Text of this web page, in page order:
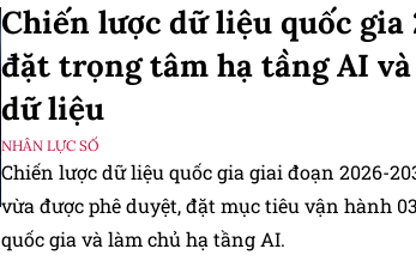
Chiến lược dữ liệu quốc gia
đặt trọng tâm hạ tầng AI
dữ liệu
NHÂN LỰC SỐ
Chiến lược dữ liệu quốc gia giai đoạn 2026-
vừa được phê duyệt, đặt mục tiêu vận hành
quốc gia và làm chủ hạ tầng AI.